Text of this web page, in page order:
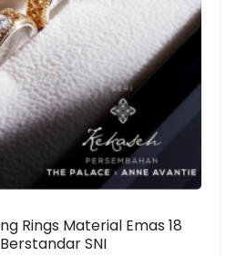
Rings Material Emas 18
SNI